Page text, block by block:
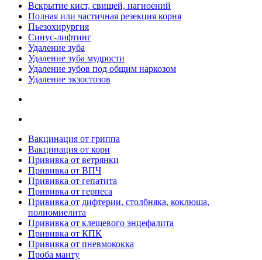
Вскрытие кист, свищей, нагноений
Полная или частичная резекция корня
Пьезохирургия
Синус-лифтинг
Удаление зуба
Удаление зуба мудрости
Удаление зубов под общим наркозом
Удаление экзостозов
Вакцинация от гриппа
Вакцинация от кори
Прививка от ветрянки
Прививка от ВПЧ
Прививка от гепатита
Прививка от герпеса
Прививка от дифтерии, столбняка, коклюша,
полиомиелита
Прививка от клещевого энцефалита
Прививка от КПК
Прививка от пневмококка
Проба манту